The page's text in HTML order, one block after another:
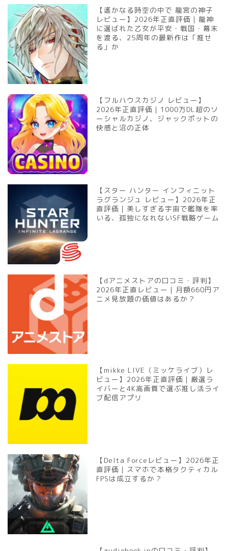
【遙かなる時空の中で 龍宮の神子
レビュー】2026年正直評価｜龍神
に選ばれた乙女が平安・戦国・幕末
を渡る、25周年の最新作は「推せ
る」か
【フルハウスカジノ レビュー】
2026年正直評価｜1000万DL超のソ
ーシャルカジノ、ジャックポットの
快感と沼の正体
【スター ハンター インフィニット
ラグランジュ レビュー】2026年正
直評価｜美しすぎる宇宙で艦隊を率
いる、孤独になれないSF戦略ゲーム
【dアニメストアの口コミ・評判】
2026年正直レビュー｜月額660円ア
ニメ見放題の価値はあるか？
【mikke LIVE（ミッケライブ）レ
ビュー】2026年正直評価｜厳選ラ
イバーと4K高画質で選ぶ推し活ライ
ブ配信アプリ
【Delta Forceレビュー】2026年正
直評価｜スマホで本格タクティカル
FPSは成立するか？